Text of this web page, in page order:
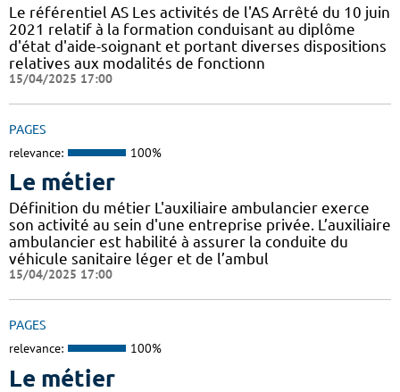
Le référentiel AS Les activités de l'AS Arrêté du 10 juin
2021 relatif à la formation conduisant au diplôme
d'état d'aide-soignant et portant diverses dispositions
relatives aux modalités de fonctionn
15/04/2025 17:00
PAGES
relevance: 100%
Le métier
Définition du métier L'auxiliaire ambulancier exerce
son activité au sein d'une entreprise privée. L’auxiliaire
ambulancier est habilité à assurer la conduite du
véhicule sanitaire léger et de l’ambul
15/04/2025 17:00
PAGES
relevance: 100%
Le métier